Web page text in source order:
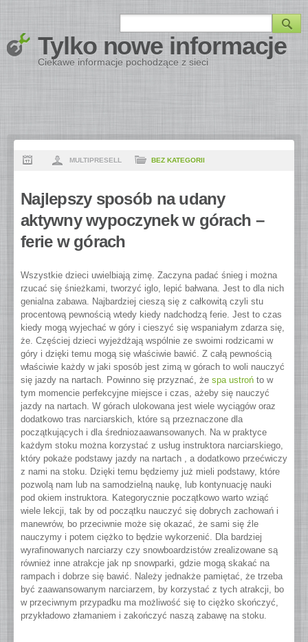
Tylko nowe informacje
Ciekawe informacje pochodzące z sieci
MULTIPRESELL BEZ KATEGORII
Najlepszy sposób na udany
aktywny wypoczynek w górach –
ferie w górach
Wszystkie dzieci uwielbiają zimę. Zaczyna padać śnieg i można
rzucać się śnieżkami, tworzyć iglo, lepić bałwana. Jest to dla nich
genialna zabawa. Najbardziej cieszą się z całkowitą czyli stu
procentową pewnością wtedy kiedy nadchodzą ferie. Jest to czas
kiedy mogą wyjechać w góry i cieszyć się wspaniałym zdarza się,
że. Częściej dzieci wyjeżdżają wspólnie ze swoimi rodzicami w
góry i dzięki temu mogą się właściwie bawić. Z całą pewnością
właściwie każdy w jaki sposób jest zimą w górach to woli nauczyć
się jazdy na nartach. Powinno się przyznać, że spa ustroń to w
tym momencie perfekcyjne miejsce i czas, ażeby się nauczyć
jazdy na nartach. W górach ulokowana jest wiele wyciągów oraz
dodatkowo tras narciarskich, które są przeznaczone dla
początkujących i dla średniozaawansowanych. Na w praktyce
każdym stoku można korzystać z usług instruktora narciarskiego,
który pokaże podstawy jazdy na nartach , a dodatkowo przećwiczy
z nami na stoku. Dzięki temu będziemy już mieli podstawy, które
pozwolą nam lub na samodzielną naukę, lub kontynuację nauki
pod okiem instruktora. Kategorycznie początkowo warto wziąć
wiele lekcji, tak by od początku nauczyć się dobrych zachowań i
manewrów, bo przeciwnie może się okazać, że sami się źle
nauczymy i potem ciężko to będzie wykorzenić. Dla bardziej
wyrafinowanych narciarzy czy snowboardzistów zrealizowane są
również inne atrakcje jak np snowparki, gdzie mogą skakać na
rampach i dobrze się bawić. Należy jednakże pamiętać, że trzeba
być zaawansowanym narciarzem, by korzystać z tych atrakcji, bo
w przeciwnym przypadku ma możliwość się to ciężko skończyć,
przykładowo złamaniem i zakończyć naszą zabawę na stoku.